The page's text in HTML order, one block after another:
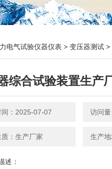
电气试验仪器仪表 > 变压器测试 >
综合试验装置生产
间：2025-07-07 访问
：生产厂家
述：